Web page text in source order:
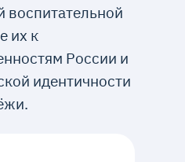
их к
России и
идентичности